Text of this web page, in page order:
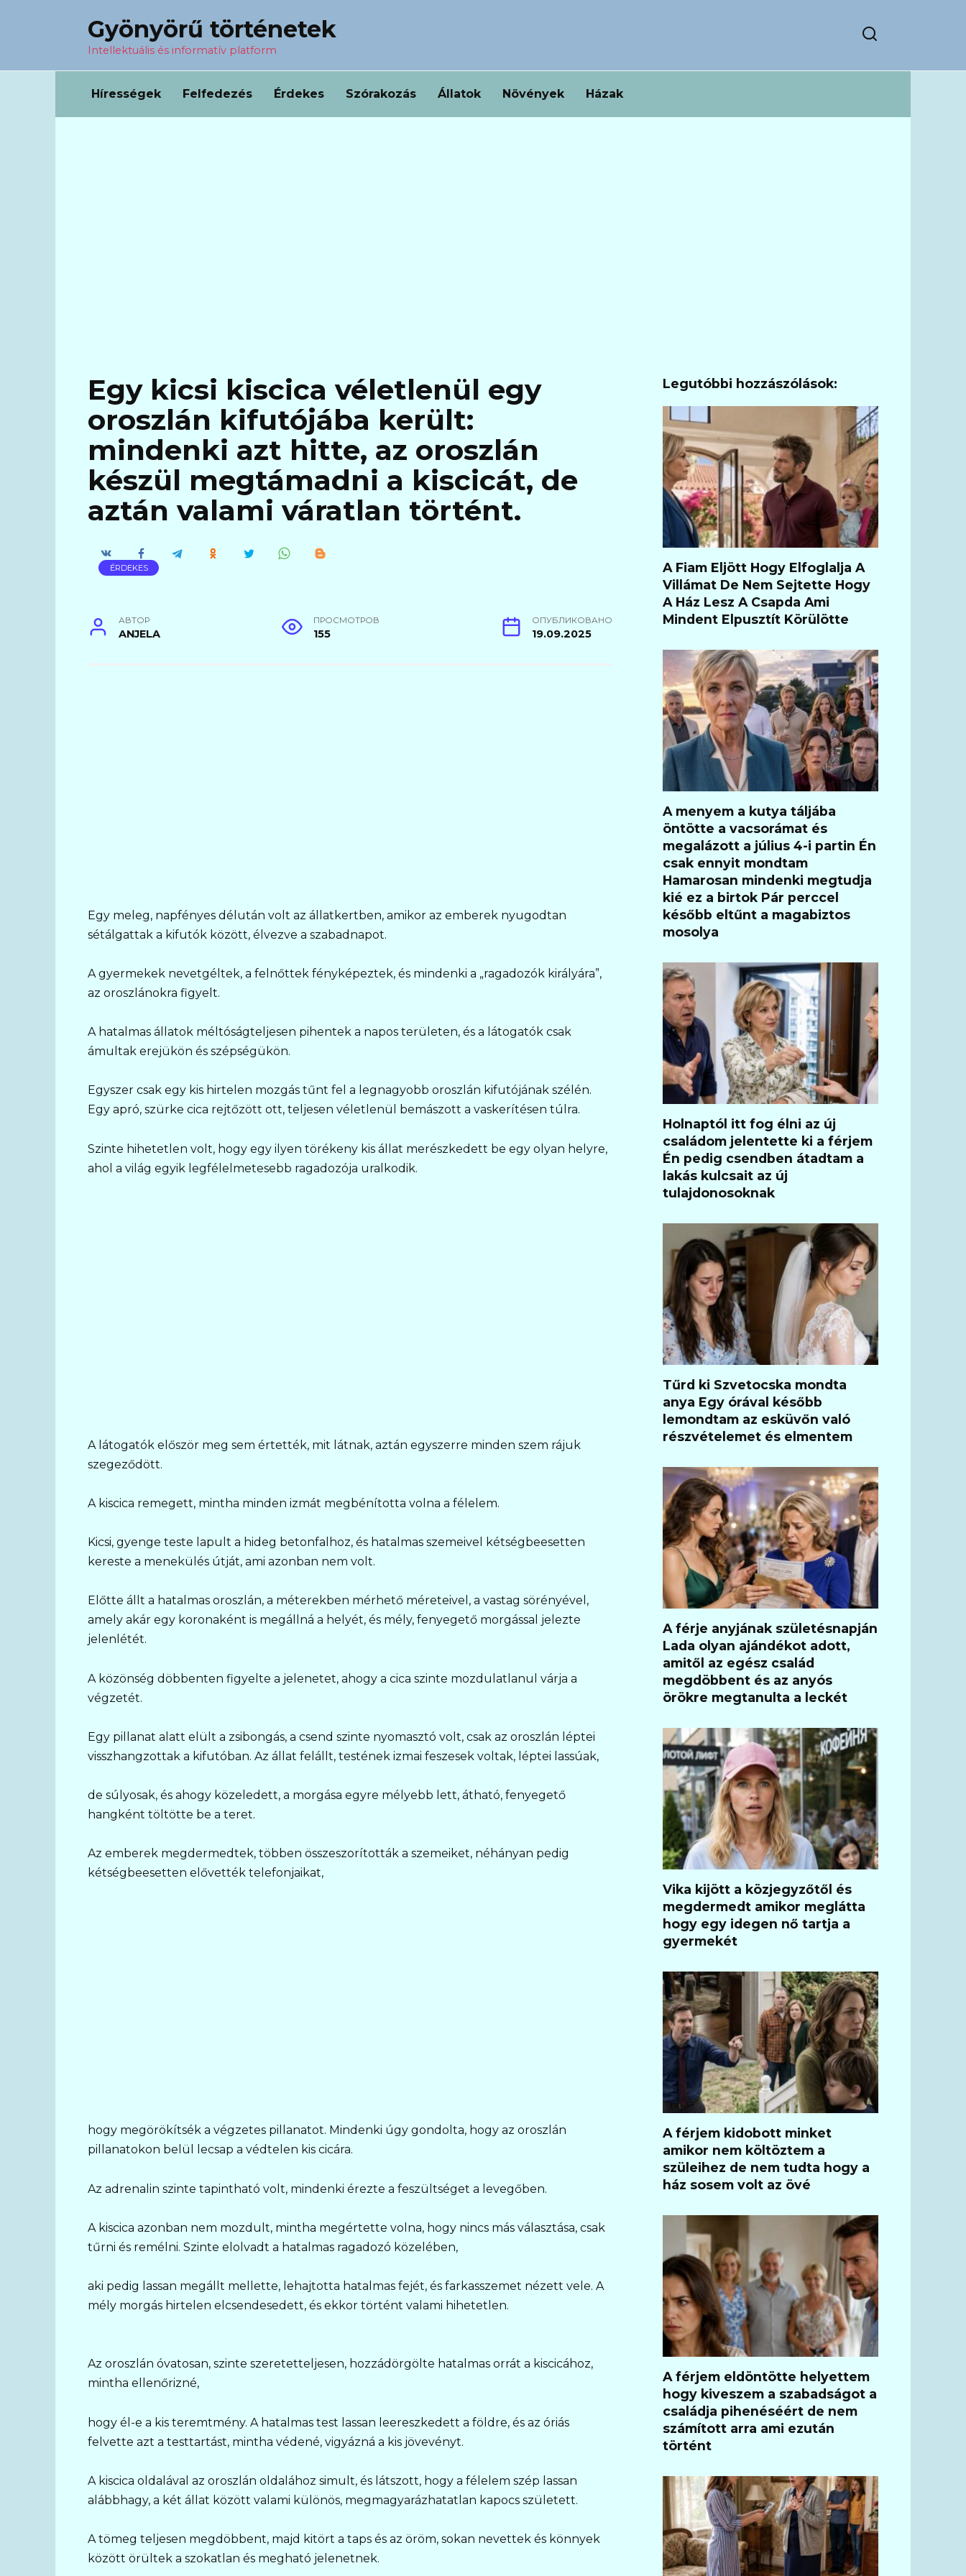
Gyönyörű történetek
Intellektuális és informatív platform
Hírességek Felfedezés Érdekes Szórakozás Állatok Növények Házak
Egy kicsi kiscica véletlenül egy
oroszlán kifutójába került:
mindenki azt hitte, az oroszlán
készül megtámadni a kiscicát, de
aztán valami váratlan történt.
ÉRDEKES
АВТОР
ANJELA
ПРОСМОТРОВ
155
ОПУБЛИКОВАНО
19.09.2025
Egy meleg, napfényes délután volt az állatkertben, amikor az emberek nyugodtan
sétálgattak a kifutók között, élvezve a szabadnapot.
A gyermekek nevetgéltek, a felnőttek fényképeztek, és mindenki a „ragadozók királyára”,
az oroszlánokra figyelt.
A hatalmas állatok méltóságteljesen pihentek a napos területen, és a látogatók csak
ámultak erejükön és szépségükön.
Egyszer csak egy kis hirtelen mozgás tűnt fel a legnagyobb oroszlán kifutójának szélén.
Egy apró, szürke cica rejtőzött ott, teljesen véletlenül bemászott a vaskerítésen túlra.
Szinte hihetetlen volt, hogy egy ilyen törékeny kis állat merészkedett be egy olyan helyre,
ahol a világ egyik legfélelmetesebb ragadozója uralkodik.
A látogatók először meg sem értették, mit látnak, aztán egyszerre minden szem rájuk
szegeződött.
A kiscica remegett, mintha minden izmát megbénította volna a félelem.
Kicsi, gyenge teste lapult a hideg betonfalhoz, és hatalmas szemeivel kétségbeesetten
kereste a menekülés útját, ami azonban nem volt.
Előtte állt a hatalmas oroszlán, a méterekben mérhető méreteivel, a vastag sörényével,
amely akár egy koronaként is megállná a helyét, és mély, fenyegető morgással jelezte
jelenlétét.
A közönség döbbenten figyelte a jelenetet, ahogy a cica szinte mozdulatlanul várja a
végzetét.
Egy pillanat alatt elült a zsibongás, a csend szinte nyomasztó volt, csak az oroszlán léptei
visszhangzottak a kifutóban. Az állat felállt, testének izmai feszesek voltak, léptei lassúak,
de súlyosak, és ahogy közeledett, a morgása egyre mélyebb lett, átható, fenyegető
hangként töltötte be a teret.
Az emberek megdermedtek, többen összeszorították a szemeiket, néhányan pedig
kétségbeesetten elővették telefonjaikat,
hogy megörökítsék a végzetes pillanatot. Mindenki úgy gondolta, hogy az oroszlán
pillanatokon belül lecsap a védtelen kis cicára.
Az adrenalin szinte tapintható volt, mindenki érezte a feszültséget a levegőben.
A kiscica azonban nem mozdult, mintha megértette volna, hogy nincs más választása, csak
tűrni és remélni. Szinte elolvadt a hatalmas ragadozó közelében,
aki pedig lassan megállt mellette, lehajtotta hatalmas fejét, és farkasszemet nézett vele. A
mély morgás hirtelen elcsendesedett, és ekkor történt valami hihetetlen.
Az oroszlán óvatosan, szinte szeretetteljesen, hozzádörgölte hatalmas orrát a kiscicához,
mintha ellenőrizné,
hogy él-e a kis teremtmény. A hatalmas test lassan leereszkedett a földre, és az óriás
felvette azt a testtartást, mintha védené, vigyázná a kis jövevényt.
A kiscica oldalával az oroszlán oldalához simult, és látszott, hogy a félelem szép lassan
alábbhagy, a két állat között valami különös, megmagyarázhatatlan kapocs született.
A tömeg teljesen megdöbbent, majd kitört a taps és az öröm, sokan nevettek és könnyek
között örültek a szokatlan és megható jelenetnek.
Legutóbbi hozzászólások:
A Fiam Eljött Hogy Elfoglalja A
Villámat De Nem Sejtette Hogy
A Ház Lesz A Csapda Ami
Mindent Elpusztít Körülötte
A menyem a kutya táljába
öntötte a vacsorámat és
megalázott a július 4-i partin Én
csak ennyit mondtam
Hamarosan mindenki megtudja
kié ez a birtok Pár perccel
később eltűnt a magabiztos
mosolya
Holnaptól itt fog élni az új
családom jelentette ki a férjem
Én pedig csendben átadtam a
lakás kulcsait az új
tulajdonosoknak
Tűrd ki Szvetocska mondta
anya Egy órával később
lemondtam az esküvőn való
részvételemet és elmentem
A férje anyjának születésnapján
Lada olyan ajándékot adott,
amitől az egész család
megdöbbent és az anyós
örökre megtanulta a leckét
Vika kijött a közjegyzőtől és
megdermedt amikor meglátta
hogy egy idegen nő tartja a
gyermekét
A férjem kidobott minket
amikor nem költöztem a
szüleihez de nem tudta hogy a
ház sosem volt az övé
A férjem eldöntötte helyettem
hogy kiveszem a szabadságot a
családja pihenéséért de nem
számított arra ami ezután
történt